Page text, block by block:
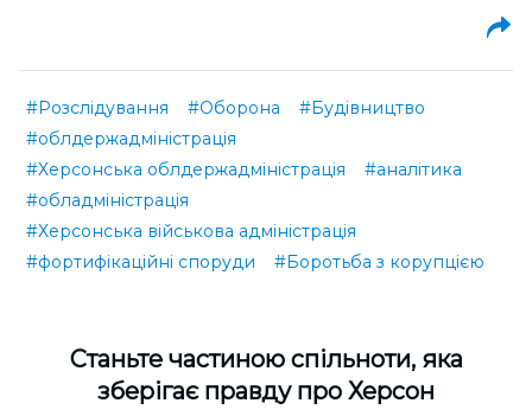
#Розслідування #Оборона
#Будівництво
#облдержадміністрація
#Херсонська облдержадміністрація
#аналітика
#обладміністрація
#Херсонська військова адміністрація
#фортифікаційні споруди
#Боротьба з корупцією
Cтаньте частиною спільноти, яка
зберігає правду про Херсон